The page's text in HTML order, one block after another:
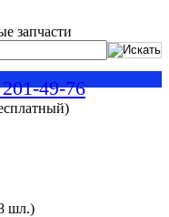
запчасти
49-76
шл.)